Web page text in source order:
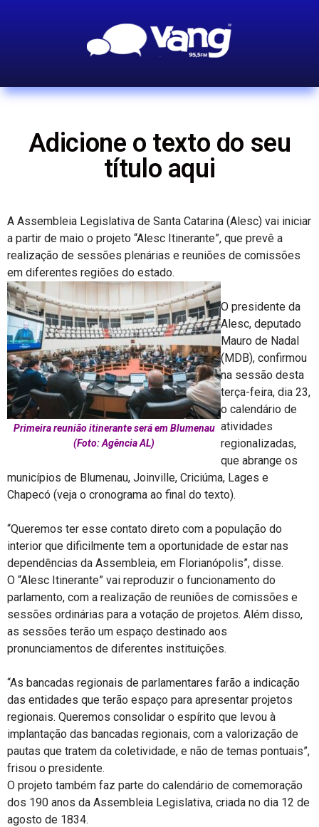
Adicione o texto do seu
título aqui
A Assembleia Legislativa de Santa Catarina (Alesc) vai iniciar
a partir de maio o projeto “Alesc Itinerante”, que prevê a
realização de sessões plenárias e reuniões de comissões
em diferentes regiões do estado.
Primeira reunião itinerante será em Blumenau
(Foto: Agência AL)
O presidente da
Alesc, deputado
Mauro de Nadal
(MDB), confirmou
na sessão desta
terça-feira, dia 23,
o calendário de
atividades
regionalizadas,
que abrange os
municípios de Blumenau, Joinville, Criciúma, Lages e
Chapecó (veja o cronograma ao final do texto).
“Queremos ter esse contato direto com a população do
interior que dificilmente tem a oportunidade de estar nas
dependências da Assembleia, em Florianópolis”, disse.
O “Alesc Itinerante” vai reproduzir o funcionamento do
parlamento, com a realização de reuniões de comissões e
sessões ordinárias para a votação de projetos. Além disso,
as sessões terão um espaço destinado aos
pronunciamentos de diferentes instituições.
“As bancadas regionais de parlamentares farão a indicação
das entidades que terão espaço para apresentar projetos
regionais. Queremos consolidar o espírito que levou à
implantação das bancadas regionais, com a valorização de
pautas que tratem da coletividade, e não de temas pontuais”,
frisou o presidente.
O projeto também faz parte do calendário de comemoração
dos 190 anos da Assembleia Legislativa, criada no dia 12 de
agosto de 1834.